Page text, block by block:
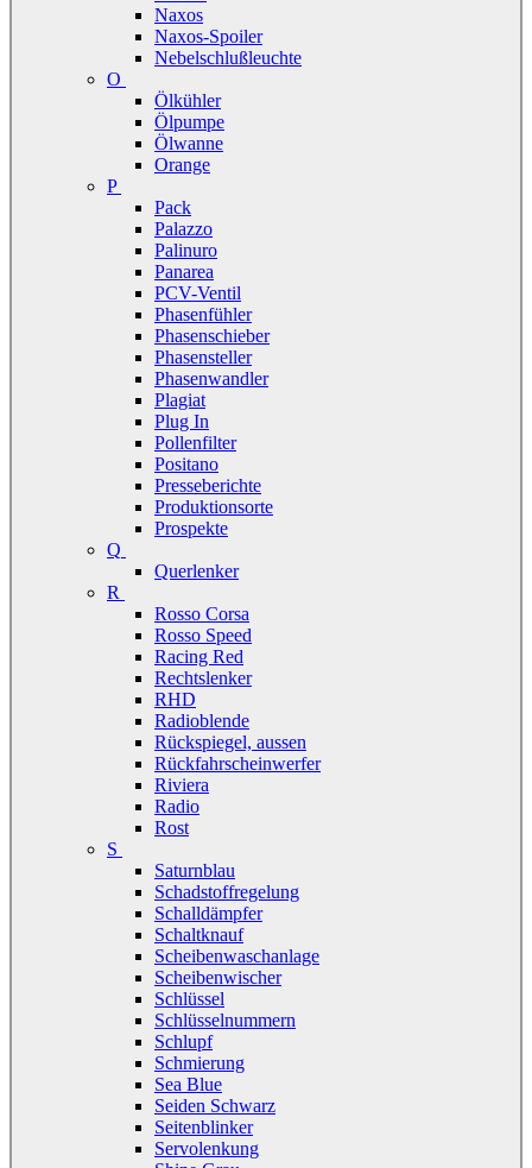
Naxos
Naxos-Spoiler
Nebelschlußleuchte
O
Ölkühler
Ölpumpe
Ölwanne
Orange
P
Pack
Palazzo
Palinuro
Panarea
PCV-Ventil
Phasenfühler
Phasenschieber
Phasensteller
Phasenwandler
Plagiat
Plug In
Pollenfilter
Positano
Presseberichte
Produktionsorte
Prospekte
Q
Querlenker
R
Rosso Corsa
Rosso Speed
Racing Red
Rechtslenker
RHD
Radioblende
Rückspiegel, aussen
Rückfahrscheinwerfer
Riviera
Radio
Rost
S
Saturnblau
Schadstoffregelung
Schalldämpfer
Schaltknauf
Scheibenwaschanlage
Scheibenwischer
Schlüssel
Schlüsselnummern
Schlupf
Schmierung
Sea Blue
Seiden Schwarz
Seitenblinker
Servolenkung